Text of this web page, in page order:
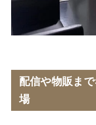
配信や物販ま
場